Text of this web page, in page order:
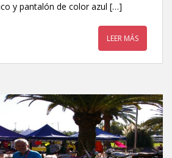
y pantalón de color azul […]
LEER MÁS